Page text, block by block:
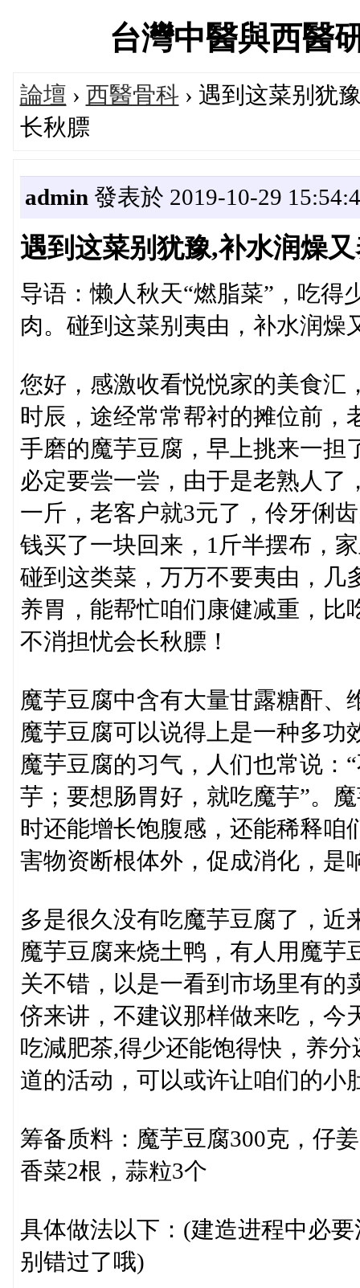
台灣中醫與西醫
論壇 › 西醫骨科 › 遇到这菜别犹
长秋膘
admin 發表於 2019-10-29
遇到这菜别犹豫,补水润燥
导语：懒人秋天“燃脂菜”，吃得
肉。碰到这菜别夷由，补水润燥
您好，感激收看悦悦家的美食汇
时辰，途经常常帮衬的摊位前，
手磨的魔芋豆腐，早上挑来一担
必定要尝一尝，由于是老熟人了
一斤，老客户就3元了，伶牙俐
钱买了一块回来，1斤半摆布，
碰到这类菜，万万不要夷由，几
养胃，能帮忙咱们康健减重，比
不消担忧会长秋膘！
魔芋豆腐中含有大量甘露糖酐、
魔芋豆腐可以说得上是一种多功
魔芋豆腐的习气，人们也常说：
芋；要想肠胃好，就吃魔芋”。
时还能增长饱腹感，还能稀释咱
害物资断根体外，促成消化，是
多是很久没有吃魔芋豆腐了，近
魔芋豆腐来烧土鸭，有人用魔芋
关不错，以是一看到市场里有的
侪来讲，不建议那样做来吃，今
吃減肥茶,得少还能饱得快，养
道的活动，可以或许让咱们的小
筹备质料：魔芋豆腐300克，仔
香菜2根，蒜粒3个
具体做法以下：(建造进程中必
别错过了哦)